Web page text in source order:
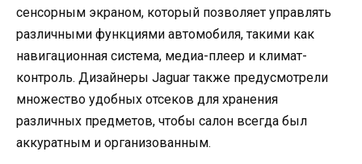
сенсорным экраном, который позволяет управлять
различными функциями автомобиля, такими как
навигационная система, медиа-плеер и климат-
контроль. Дизайнеры Jaguar также предусмотрели
множество удобных отсеков для хранения
различных предметов, чтобы салон всегда был
аккуратным и организованным.